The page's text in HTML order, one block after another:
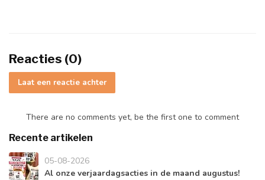
Reacties (0)
Laat een reactie achter
There are no comments yet, be the first one to comment
Recente artikelen
05-08-2026
Al onze verjaardagsacties in de maand augustus!